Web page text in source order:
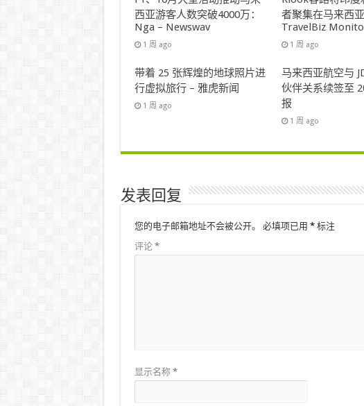
西亚游客人数突破4000万：
Nga – Newswav
1 周 ago
者聚集在马来西
TravelBiz
1 周 ago
带着 25 张辉煌的地球照片进
行虚拟旅行 – 雅虎新闻
1 周 ago
马来西亚航空与
伙伴关系续签至
报
1 周 ago
发表回复
您的电子邮箱地址不会被公开。 必填项已用 *标注
评论 *
显示名称 *